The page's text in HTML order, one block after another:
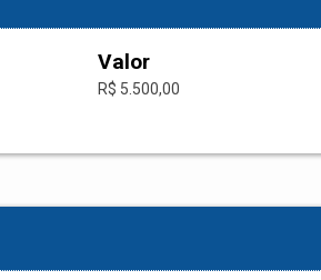
Valor
R$ 5.500,00